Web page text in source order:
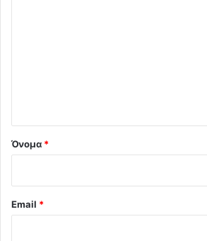
Όνομα *
Email *